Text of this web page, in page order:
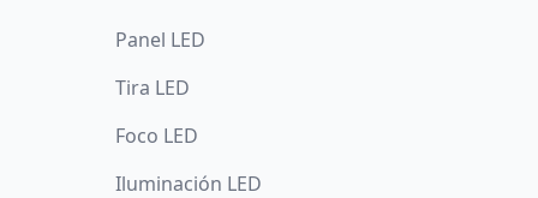
Panel LED
Tira LED
Foco LED
Iluminación LED